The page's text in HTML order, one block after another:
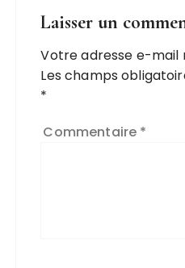
Laisser un
Votre adresse e-mail
Les champs
*
Commentaire *